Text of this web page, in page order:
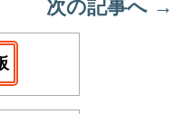
次の記事へ →